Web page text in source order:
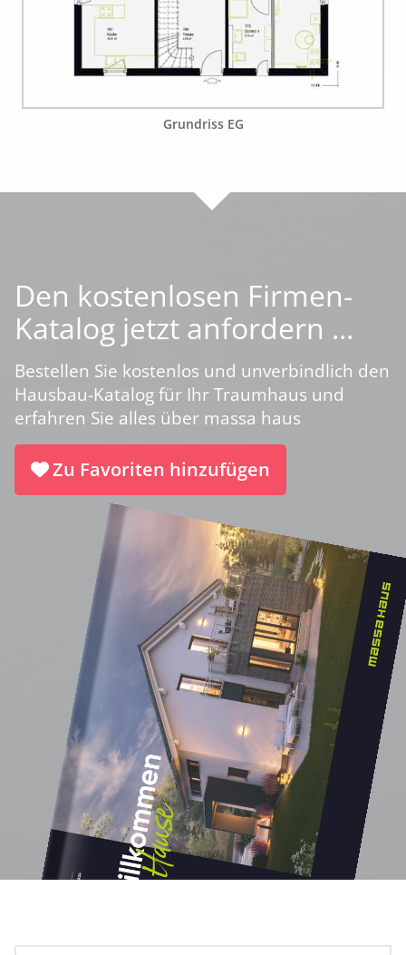
Grundriss EG
Den kostenlosen Firmen-
Katalog jetzt anfordern ...
Bestellen Sie kostenlos und unverbindlich den
Hausbau-Katalog für Ihr Traumhaus und
erfahren Sie alles über massa haus
Zu Favoriten hinzufügen